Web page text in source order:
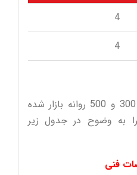
4
4
این موتور نیز در دو مدل 300 و 500 روانه بازار شده
به وضوح در جدول زیر
فنی